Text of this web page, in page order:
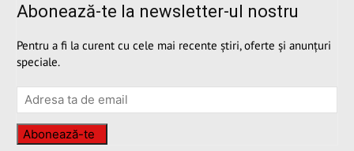
Abonează-te la newsletter-ul nostru
Pentru a fi la curent cu cele mai recente știri, oferte și anunțuri
speciale.
Abonează-te